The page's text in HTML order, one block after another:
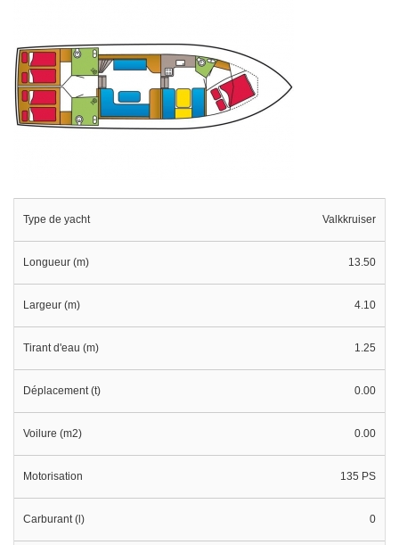
Type de yacht Valkkruiser
Longueur (m) 13.50
Largeur (m) 4.10
Tirant d'eau (m) 1.25
Déplacement (t) 0.00
Voilure (m2) 0.00
Motorisation 135 PS
Carburant (l) 0